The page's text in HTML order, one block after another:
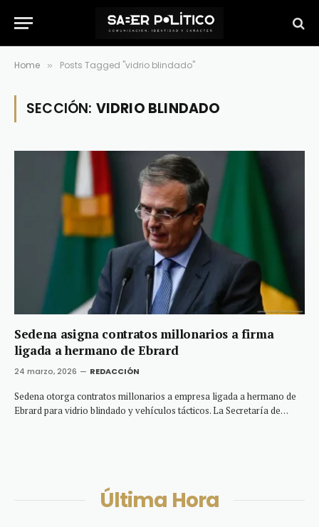
Home » Posts Tagged "vidrio blindado"
SECCIÓN: VIDRIO BLINDADO
Sedena asigna contratos millonarios a firma
ligada a hermano de Ebrard
24 marzo, 2026 REDACCIÓN
Sedena otorga contratos millonarios a empresa ligada a hermano de
Ebrard para vidrio blindado y vehículos tácticos. La Secretaría de…
Última Hora